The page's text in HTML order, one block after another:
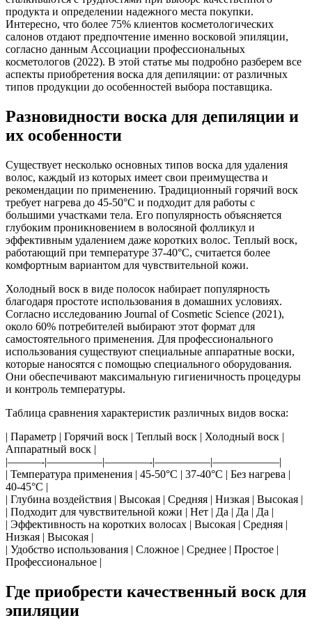
продукта и определении надежного места покупки.
Интересно, что более 75% клиентов косметологических
салонов отдают предпочтение именно восковой эпиляции,
согласно данным Ассоциации профессиональных
косметологов (2022). В этой статье мы подробно разберем все
аспекты приобретения воска для депиляции: от различных
типов продукции до особенностей выбора поставщика.
Разновидности воска для депиляции и
их особенности
Существует несколько основных типов воска для удаления
волос, каждый из которых имеет свои преимущества и
рекомендации по применению. Традиционный горячий воск
требует нагрева до 45-50°C и подходит для работы с
большими участками тела. Его популярность объясняется
глубоким проникновением в волосяной фолликул и
эффективным удалением даже коротких волос. Теплый воск,
работающий при температуре 37-40°C, считается более
комфортным вариантом для чувствительной кожи.
Холодный воск в виде полосок набирает популярность
благодаря простоте использования в домашних условиях.
Согласно исследованию Journal of Cosmetic Science (2021),
около 60% потребителей выбирают этот формат для
самостоятельного применения. Для профессионального
использования существуют специальные аппаратные воски,
которые наносятся с помощью специального оборудования.
Они обеспечивают максимальную гигиеничность процедуры
и контроль температуры.
Таблица сравнения характеристик различных видов воска:
| Параметр | Горячий воск | Теплый воск | Холодный воск |
Аппаратный воск |
|———-|—————|————-|—————|——————|
| Температура применения | 45-50°C | 37-40°C | Без нагрева |
40-45°C |
| Глубина воздействия | Высокая | Средняя | Низкая | Высокая |
| Подходит для чувствительной кожи | Нет | Да | Да | Да |
| Эффективность на коротких волосах | Высокая | Средняя |
Низкая | Высокая |
| Удобство использования | Сложное | Среднее | Простое |
Профессиональное |
Где приобрести качественный воск для
эпиляции